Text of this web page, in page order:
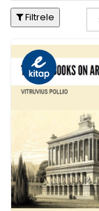
Filtrele